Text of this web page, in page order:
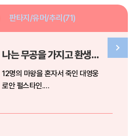
판타지/유머/추리(71)
나는 무공을 가지고 환생했다 01권
12명의 마왕을 혼자서 죽인 대영웅
로안 펄스타인.